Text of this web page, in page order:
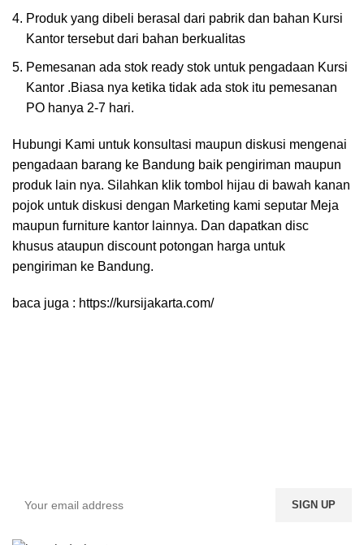
Produk yang dibeli berasal dari pabrik dan bahan Kursi
Kantor tersebut dari bahan berkualitas
Pemesanan ada stok ready stok untuk pengadaan Kursi
Kantor .Biasa nya ketika tidak ada stok itu pemesanan
PO hanya 2-7 hari.
Hubungi Kami untuk konsultasi maupun diskusi mengenai
pengadaan barang ke Bandung baik pengiriman maupun
produk lain nya. Silahkan klik tombol hijau di bawah kanan
pojok untuk diskusi dengan Marketing kami seputar Meja
maupun furniture kantor lainnya. Dan dapatkan disc
khusus ataupun discount potongan harga untuk
pengiriman ke Bandung.
baca juga : https://kursijakarta.com/